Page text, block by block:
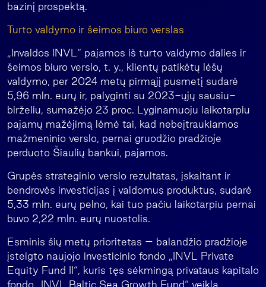
bazinį prospektą.
Turto valdymo ir šeimos biuro verslas
„Invaldos INVL“ pajamos iš turto valdymo dalies ir
šeimos biuro verslo, t. y., klientų patikėtų lėšų
valdymo, per 2024 metų pirmąjį pusmetį sudarė
5,96 mln. eurų ir, palyginti su 2023-ųjų sausiu-
birželiu, sumažėjo 23 proc. Lyginamuoju laikotarpiu
pajamų mažėjimą lėmė tai, kad nebeįtraukiamos
mažmeninio verslo, pernai gruodžio pradžioje
perduoto Šiaulių bankui, pajamos.
Grupės strateginio verslo rezultatas, įskaitant ir
bendrovės investicijas į valdomus produktus, sudarė
5,33 mln. eurų pelno, kai tuo pačiu laikotarpiu pernai
buvo 2,22 mln. eurų nuostolis.
Esminis šių metų prioritetas – balandžio pradžioje
įsteigto naujojo investicinio fondo „INVL Private
Equity Fund II“, kuris tęs sėkmingą privataus kapitalo
fondo „INVL Baltic Sea Growth Fund“ veiklą,